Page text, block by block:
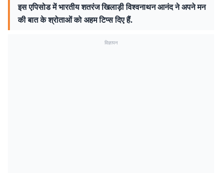
इस एपिसोड में भारतीय शतरंज खिलाड़ी विश्वनाथन आनंद ने अपने मन
की बात के श्रोताओं को अहम टिप्स दिए हैं.
विज्ञापन